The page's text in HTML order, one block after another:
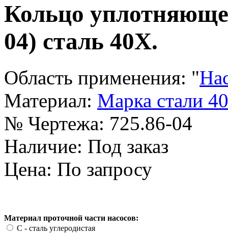
Кольцо
04) сталь 40Х.
Область применения: "
Материал: Марка стали
№ Чертежа: 725.86-04
Наличие: Под заказ
Цена: По запросу
Материал проточной части насосов:
С - сталь углеродистая